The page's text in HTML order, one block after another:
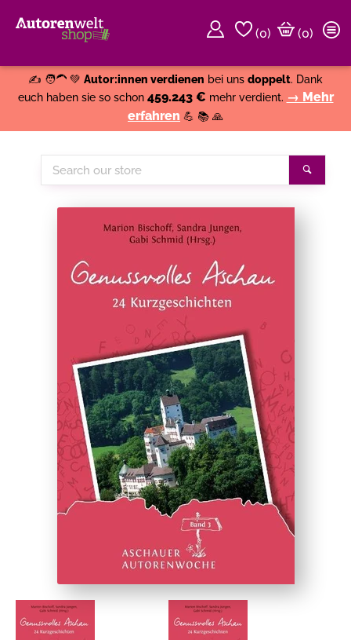
(0)
(0)
✍️ 🧑‍🦱 💚 Autor:innen verdienen bei uns doppelt. Dank
euch haben sie so schon 459.243 € mehr verdient. → Mehr
erfahren 💪 📚 🙏
Search
our